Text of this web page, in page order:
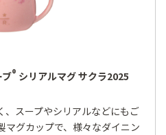
® シリアルマグ サクラ2025
、スープやシリアルなどにもご
マグカップで、様々なダイニン